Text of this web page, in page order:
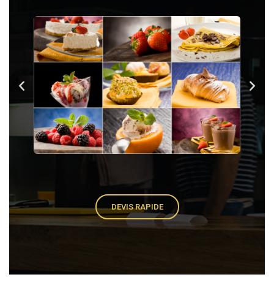
DEVIS RAPIDE